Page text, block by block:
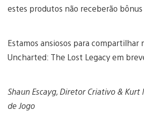
estes produtos não receberão bônus
Estamos ansiosos para compartilhar
Uncharted: The Lost Legacy em
Shaun Escayg, Diretor Criativo &
de Jogo